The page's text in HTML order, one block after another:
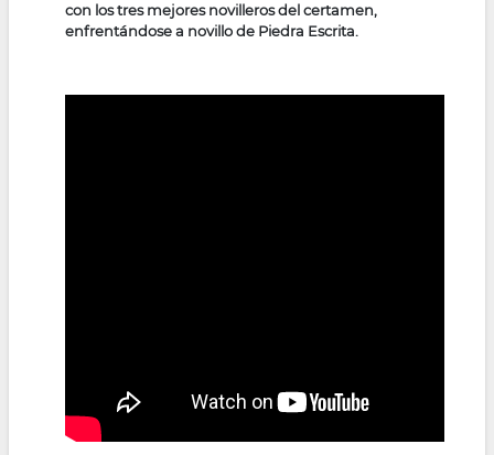
con los tres mejores novilleros del certamen,
enfrentándose a novillo de Piedra Escrita.